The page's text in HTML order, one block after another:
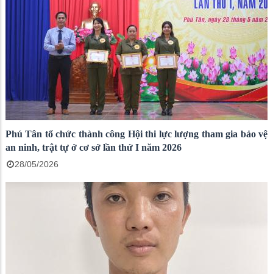
Phú Tân tổ chức thành công Hội thi lực lượng tham gia bảo vệ
an ninh, trật tự ở cơ sở lần thứ I năm 2026
28/05/2026